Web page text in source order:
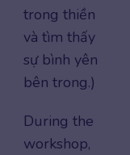
trong thiền
và tìm thấy
sự bình yên
bên trong.)
During the
workshop,